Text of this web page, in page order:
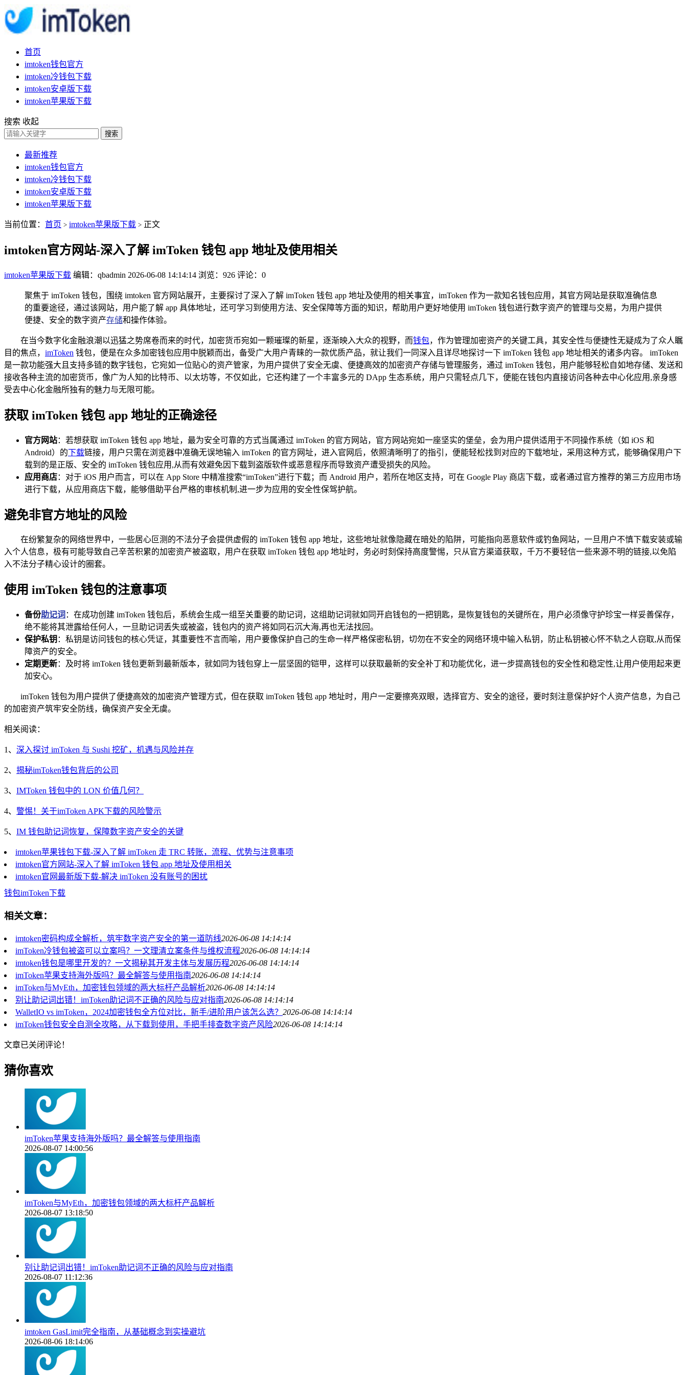
首页
imtoken钱包官方
imtoken冷钱包下载
imtoken安卓版下载
imtoken苹果版下载
搜索 收起
搜索
最新推荐
imtoken钱包官方
imtoken冷钱包下载
imtoken安卓版下载
imtoken苹果版下载
当前位置： 首页 > imtoken苹果版下载 > 正文
imtoken官方网站-深入了解 imToken 钱包 app 地址及使用相关
imtoken苹果版下载 编辑：qbadmin 2026-06-08 14:14:14 浏览：926 评论：0
聚焦于 imToken 钱包，围绕 imtoken 官方网站展开，主要探讨了深入了解 imToken 钱包 app 地址及使用的相关事宜，imToken 作为一款知名钱包应用，其官方网站是获取准确信息
的重要途径，通过该网站，用户能了解 app 具体地址，还可学习到使用方法、安全保障等方面的知识，帮助用户更好地使用 imToken 钱包进行数字资产的管理与交易，为用户提供
便捷、安全的数字资产存储和操作体验。
在当今数字化金融浪潮以迅猛之势席卷而来的时代，加密货币宛如一颗璀璨的新星，逐渐映入大众的视野，而钱包，作为管理加密资产的关键工具，其安全性与便捷性无疑成为了众人瞩
目的焦点， imToken 钱包，便是在众多加密钱包应用中脱颖而出，备受广大用户青睐的一款优质产品，就让我们一同深入且详尽地探讨一下 imToken 钱包 app 地址相关的诸多内容。 imToken
是一款功能强大且支持多链的数字钱包，它宛如一位贴心的资产管家，为用户提供了安全无虞、便捷高效的加密资产存储与管理服务，通过 imToken 钱包，用户能够轻松自如地存储、发送和
接收各种主流的加密货币，像广为人知的比特币、以太坊等，不仅如此，它还构建了一个丰富多元的 DApp 生态系统，用户只需轻点几下，便能在钱包内直接访问各种去中心化应用,亲身感
受去中心化金融所独有的魅力与无限可能。
获取 imToken 钱包 app 地址的正确途径
官方网站：若想获取 imToken 钱包 app 地址，最为安全可靠的方式当属通过 imToken 的官方网站，官方网站宛如一座坚实的堡垒，会为用户提供适用于不同操作系统（如 iOS 和
Android）的下载链接，用户只需在浏览器中准确无误地输入 imToken 的官方网址，进入官网后，依照清晰明了的指引，便能轻松找到对应的下载地址，采用这种方式，能够确保用户下
载到的是正版、安全的 imToken 钱包应用,从而有效避免因下载到盗版软件或恶意程序而导致资产遭受损失的风险。
应用商店：对于 iOS 用户而言，可以在 App Store 中精准搜索“imToken”进行下载；而 Android 用户，若所在地区支持，可在 Google Play 商店下载，或者通过官方推荐的第三方应用市场
进行下载，从应用商店下载，能够借助平台严格的审核机制,进一步为应用的安全性保驾护航。
避免非官方地址的风险
在纷繁复杂的网络世界中，一些居心叵测的不法分子会提供虚假的 imToken 钱包 app 地址，这些地址就像隐藏在暗处的陷阱，可能指向恶意软件或钓鱼网站，一旦用户不慎下载安装或输
入个人信息，极有可能导致自己辛苦积累的加密资产被盗取，用户在获取 imToken 钱包 app 地址时，务必时刻保持高度警惕，只从官方渠道获取，千万不要轻信一些来源不明的链接,以免陷
入不法分子精心设计的圈套。
使用 imToken 钱包的注意事项
备份助记词 ：在成功创建 imToken 钱包后，系统会生成一组至关重要的助记词，这组助记词就如同开启钱包的一把钥匙，是恢复钱包的关键所在，用户必须像守护珍宝一样妥善保存，
绝不能将其泄露给任何人，一旦助记词丢失或被盗，钱包内的资产将如同石沉大海,再也无法找回。
保护私钥 ：私钥是访问钱包的核心凭证，其重要性不言而喻，用户要像保护自己的生命一样严格保密私钥，切勿在不安全的网络环境中输入私钥，防止私钥被心怀不轨之人窃取,从而保
障资产的安全。
定期更新：及时将 imToken 钱包更新到最新版本，就如同为钱包穿上一层坚固的铠甲，这样可以获取最新的安全补丁和功能优化，进一步提高钱包的安全性和稳定性,让用户使用起来更
加安心。
imToken 钱包为用户提供了便捷高效的加密资产管理方式，但在获取 imToken 钱包 app 地址时，用户一定要擦亮双眼，选择官方、安全的途径，要时刻注意保护好个人资产信息，为自己
的加密资产筑牢安全防线，确保资产安全无虞。
相关阅读：
1、 深入探讨 imToken 与 Sushi 挖矿，机遇与风险并存
2、 揭秘imToken钱包背后的公司
3、 IMToken 钱包中的 LON 价值几何？
4、 警惕！关于imToken APK下载的风险警示
5、 IM 钱包助记词恢复，保障数字资产安全的关键
imtoken苹果钱包下载-深入了解 imToken 走 TRC 转账，流程、优势与注意事项
imtoken官方网站-深入了解 imToken 钱包 app 地址及使用相关
imtoken官网最新版下载-解决 imToken 没有账号的困扰
钱包imToken下载
相关文章：
imtoken密码构成全解析，筑牢数字资产安全的第一道防线2026-06-08 14:14:14
imToken冷钱包被盗可以立案吗？一文理清立案条件与维权流程2026-06-08 14:14:14
imtoken钱包是哪里开发的？一文揭秘其开发主体与发展历程2026-06-08 14:14:14
imToken苹果支持海外版吗？最全解答与使用指南2026-06-08 14:14:14
imToken与MyEth，加密钱包领域的两大标杆产品解析2026-06-08 14:14:14
别让助记词出错！imToken助记词不正确的风险与应对指南2026-06-08 14:14:14
WalletIO vs imToken，2024加密钱包全方位对比，新手/进阶用户该怎么选？ 2026-06-08 14:14:14
imToken钱包安全自测全攻略，从下载到使用，手把手排查数字资产风险2026-06-08 14:14:14
文章已关闭评论！
猜你喜欢
imToken苹果支持海外版吗？最全解答与使用指南
2026-08-07 14:00:56
imToken与MyEth，加密钱包领域的两大标杆产品解析
2026-08-07 13:18:50
别让助记词出错！imToken助记词不正确的风险与应对指南
2026-08-07 11:12:36
imtoken GasLimit完全指南，从基础概念到实操避坑
2026-08-06 18:14:06